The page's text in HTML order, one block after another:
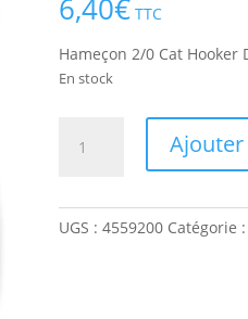
basé sur
notation
6,40€ TTC
Hameçon 2/0 Cat Hooker
En stock
2/0
Cat
UGS : 4559200 Catégorie